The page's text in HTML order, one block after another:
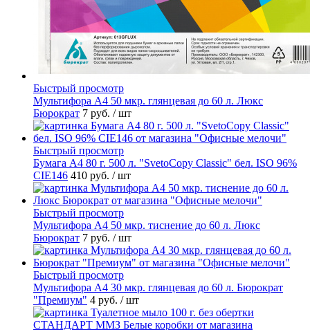
Быстрый просмотр
Мультифора А4 50 мкр. глянцевая до 60 л. Люкс
Бюрократ 7 руб. / шт
Быстрый просмотр
Бумага А4 80 г. 500 л. "SvetoCopy Classic" бел. ISO 96%
CIE146 410 руб. / шт
Быстрый просмотр
Мультифора А4 50 мкр. тиснение до 60 л. Люкс
Бюрократ 7 руб. / шт
Быстрый просмотр
Мультифора А4 30 мкр. глянцевая до 60 л. Бюрократ
"Премиум" 4 руб. / шт